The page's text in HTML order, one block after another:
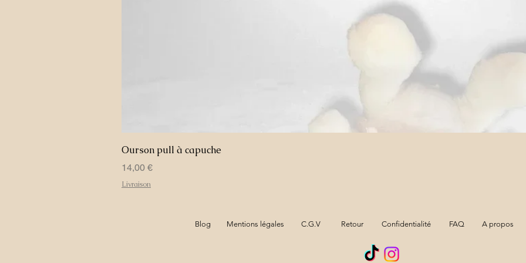
Ourson pull à capuche
Prix
14,00 €
Livraison
Blog Mentions légales C.G.V Retour Confidentialité FAQ A propos